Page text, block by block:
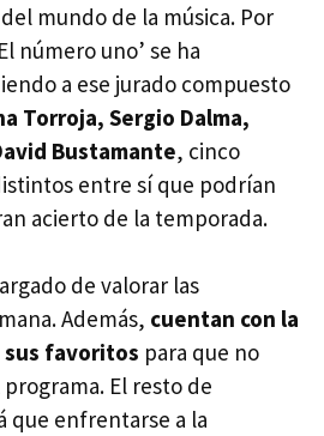
mundo de la música. Por
número uno’ se ha
a ese jurado compuesto
Torroja, Sergio Dalma,
Bustamante, cinco
entre sí que podrían
acierto de la temporada.
de valorar las
Además, cuentan con la
sus favoritos para que no
El resto de
que enfrentarse a la